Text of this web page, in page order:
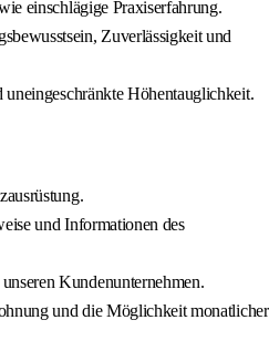
einschlägige Praxiserfahrung.
Zuverlässigkeit und
Höhentauglichkeit.
und Informationen des
Kundenunternehmen.
und die Möglichkeit monatlicher